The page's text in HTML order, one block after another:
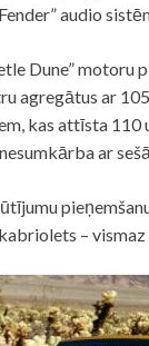
audio
Dune” motoru
agregātus ar
kas attīsta
ar
–